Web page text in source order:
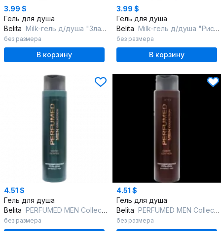
3.99 $
Гель для душа
Belita Мilk-гель д/душа "Злаки"Milk moments.Гели для душа с пробиотиками
без размера
В корзину
3.99 $
Гель для душа
Belita Мilk-гель д/душа "Рисовый"Milk moments.Гели для душа с пробиотиками
без размера
В корзину
4.51 $
Гель для душа
Belita PERFUMED MEN Collection WOOD PEPPER Парфюмированный гель-душ для волос
без размера
4.51 $
Гель для душа
Belita PERFUMED MEN Collection OMBRE LEATHER Парфюмированный гель-душ для вол
без размера